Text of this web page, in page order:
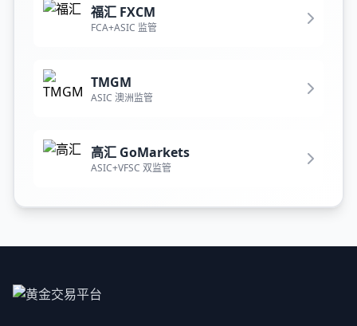
福汇 FXCM
FCA+ASIC 监管
TMGM
ASIC 澳洲监管
高汇 GoMarkets
ASIC+VFSC 双监管